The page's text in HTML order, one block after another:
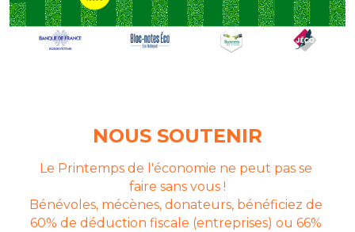
NOUS SOUTENIR
Le Printemps de l'économie ne peut pas se
faire sans vous !
Bénévoles, mécènes, donateurs, bénéficiez de
60% de déduction fiscale (entreprises) ou 66%